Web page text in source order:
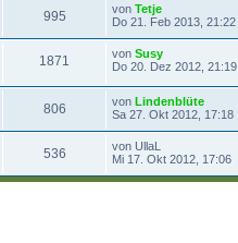
995 von Tetje
Do 21. Feb 2013, 21:22
1871 von Susy
Do 20. Dez 2012, 21:19
806 von Lindenblüte
Sa 27. Okt 2012, 17:18
536 von UllaL
Mi 17. Okt 2012, 17:06